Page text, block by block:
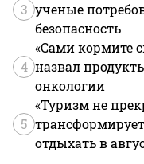
3 ученые
безопасность
4
«Сами кормите
назвал
онкологии
5
«Туризм не
отдыхать в